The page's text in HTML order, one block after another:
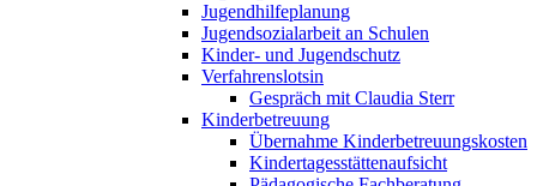
Jugendhilfeplanung
Jugendsozialarbeit an Schulen
Kinder- und Jugendschutz
Verfahrenslotsin
Gespräch mit Claudia Sterr
Kinderbetreuung
Übernahme Kinderbetreuungskosten
Kindertagesstättenaufsicht